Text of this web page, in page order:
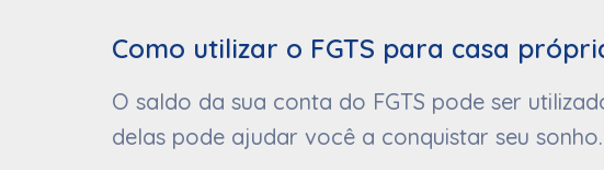
Como utilizar o FGTS para casa
O saldo da sua conta do FGTS pode ser
delas pode ajudar você a conquistar seu sonho.